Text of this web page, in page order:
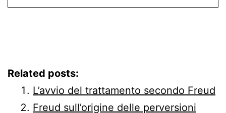
Related posts:
L’avvio del trattamento secondo Freud
Freud sull’origine delle perversioni